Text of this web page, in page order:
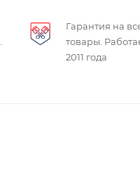
Гарантия на
товары.
2011 года